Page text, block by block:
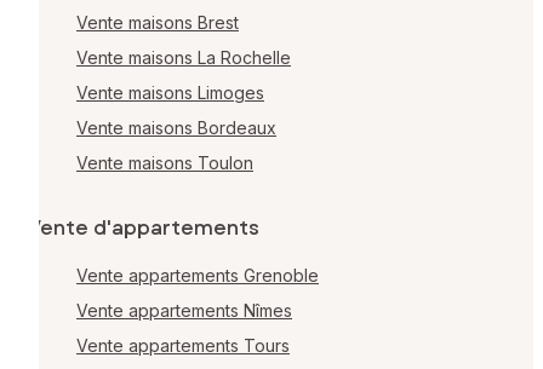
Vente maisons Brest
Vente maisons La Rochelle
Vente maisons Limoges
Vente maisons Bordeaux
Vente maisons Toulon
Vente d'appartements
Vente appartements Grenoble
Vente appartements Nîmes
Vente appartements Tours